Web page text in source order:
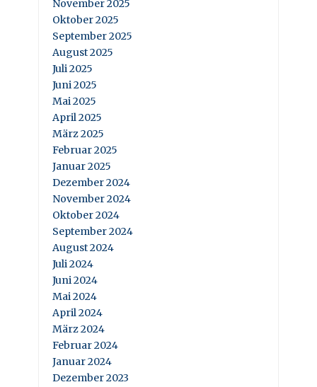
November 2025
Oktober 2025
September 2025
August 2025
Juli 2025
Juni 2025
Mai 2025
April 2025
März 2025
Februar 2025
Januar 2025
Dezember 2024
November 2024
Oktober 2024
September 2024
August 2024
Juli 2024
Juni 2024
Mai 2024
April 2024
März 2024
Februar 2024
Januar 2024
Dezember 2023